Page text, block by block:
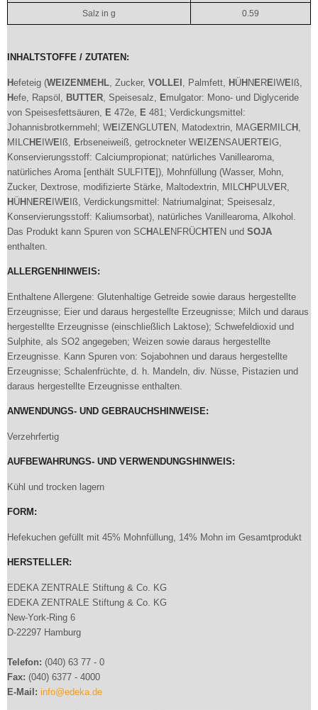
Salz in g 0.59
INHALTSTOFFE / ZUTATEN:
Hefeteig (WE IZE NM E H L, Zucker, VOLLE , Palmfett, H ÜH N E RE IWE Iß,
Hefe, Rapsöl, BUTTE R, Speisesalz, Emulgator: Mono- und Diglyceride
von Speisesfettsäuren, E 472e, E 481; Verdickungsmittel:
Johannisbrotkernmehl; WE IZE NGLUTE N, Matodextrin, MAG E RMILCH ,
MILCH E IWE Iß, Erbseneiweiß, getrockneter WE IZE NSAUE RTE IG,
Konservierungsstoff: Calciumpropionat; natürliches Vanillearoma,
natürliches Aroma [enthält SULFITE]), Mohnfüllung (Wasser, Mohn,
Zucker, Dextrose, modifizierte Stärke, Maltodextrin, MILCH PULVE R,
H ÜH N E RE IWE Iß, Verdickungsmittel: Natriumalginat; Speisesalz,
Konservierungsstoff: Kaliumsorbat), natürliches Vanillearoma, Alkohol.
Das Produkt kann Spuren von SCHALE NFRÜCHTE N und SOJA
enthalten.
ALLERGENHINWEIS:
Enthaltene Allergene: Glutenhaltige Getreide sowie daraus hergestellte
Erzeugnisse; Eier und daraus hergestellte Erzeugnisse; Milch und daraus
hergestellte Erzeugnisse (einschließlich Laktose); Schwefeldioxid und
Sulphite, als SO2 angegeben; Weizen sowie daraus hergestellte
Erzeugnisse. Kann Spuren von: Sojabohnen und daraus hergestellte
Erzeugnisse; Schalenfrüchte, d. h. Mandeln, div. Nüsse, Pistazien und
daraus hergestellte Erzeugnisse enthalten.
ANWENDUNGS- UND GEBRAUCHSHINWEISE:
Verzehrfertig
AUFBEWAHRUNGS- UND VERWENDUNGSHINWEIS:
Kühl und trocken lagern
FORM:
Hefekuchen gefüllt mit 45% Mohnfüllung, 14% Mohn im Gesamtprodukt
HERSTELLER:
EDEKA ZENTRALE Stiftung & Co. KG
EDEKA ZENTRALE Stiftung & Co. KG
New-York-Ring 6
D-22297 Hamburg
Telefon: (040) 63 77 - 0
Fax: (040) 6377 - 4000
E-Mail: info@edeka.de